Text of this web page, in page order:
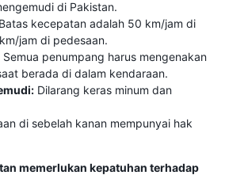
di Pakistan.
Batas kecepatan adalah 50 km/jam di
jam di pedesaan.
Semua penumpang harus mengenakan
berada di dalam kendaraan.
Dilarang keras minum dan
di sebelah kanan mempunyai hak
memerlukan kepatuhan terhadap